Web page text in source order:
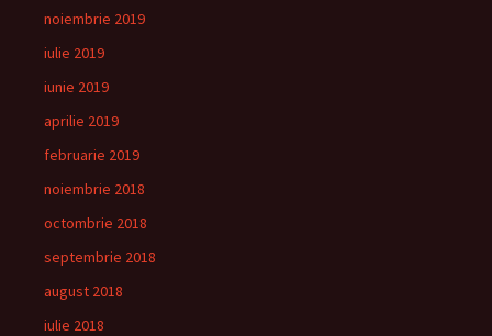
noiembrie 2019
iulie 2019
iunie 2019
aprilie 2019
februarie 2019
noiembrie 2018
octombrie 2018
septembrie 2018
august 2018
iulie 2018